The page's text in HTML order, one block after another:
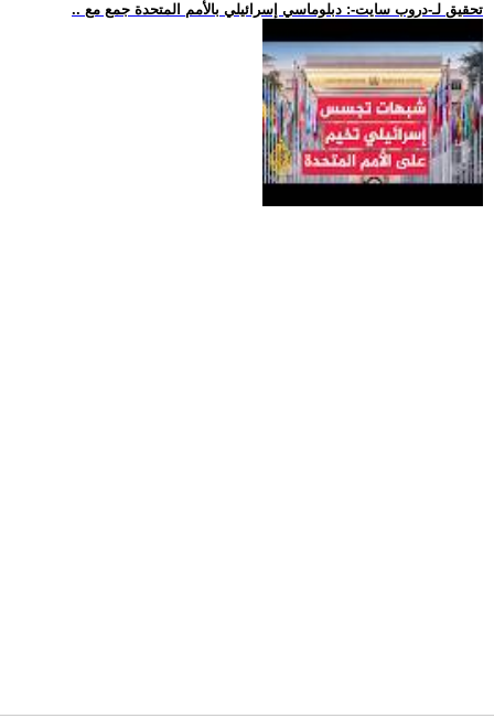
.. تحقيق لـ-دروب سايت-: دبلوماسي إسرائيلي بالأمم المتحدة جمع مع